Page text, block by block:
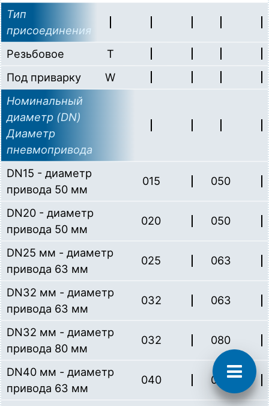
Тип
присоединения
Резьбовое
T
Под приварку
W
Номинальный
диаметр (DN)
Диаметр
пневмопривода
DN15 - диаметр
привода 50 мм
015 050
DN20 - диаметр
привода 50 мм
020 050
DN25 мм - диаметр
привода 63 мм
025 063
DN32 мм - диаметр
привода 63 мм
032 063
DN32 мм - диаметр
привода 80 мм
032 080
DN40 мм - диаметр
привода 63 мм
040 063
© 2016—2026 МЕГАКИП
Официальный дистрибьютор продукции
брендов
ELHART, VALMA и ONDO на территории
Беларуси
МЕГАКИП
Поддержка